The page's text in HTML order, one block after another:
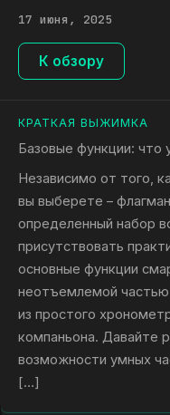
17 июня, 2025
К обзору
КРАТКАЯ ВЫЖИМКА
Базовые функции:
Независимо от того,
вы выберете –
определенный набор
присутствовать
основные функции
неотъемлемой
из простого
компаньона. Давайте
возможности умных
[…]